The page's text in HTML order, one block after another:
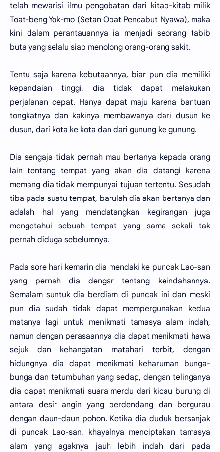
telah mewarisi ilmu pengobatan dari kitab-kitab milik
Toat-beng Yok-mo (Setan Obat Pencabut Nyawa), maka
kini dalam perantauannya ia menjadi seorang tabib
buta yang selalu siap menolong orang-orang sakit.
Tentu saja karena kebutaannya, biar pun dia memiliki
kepandaian tinggi, dia tidak dapat melakukan
perjalanan cepat. Hanya dapat maju karena bantuan
tongkatnya dan kakinya membawanya dari dusun ke
dusun, dari kota ke kota dan dari gunung ke gunung.
Dia sengaja tidak pernah mau bertanya kepada orang
lain tentang tempat yang akan dia datangi karena
memang dia tidak mempunyai tujuan tertentu. Sesudah
tiba pada suatu tempat, barulah dia akan bertanya dan
adalah hal yang mendatangkan kegirangan juga
mengetahui sebuah tempat yang sama sekali tak
pernah diduga sebelumnya.
Pada sore hari kemarin dia mendaki ke puncak Lao-san
yang pernah dia dengar tentang keindahannya.
Semalam suntuk dia berdiam di puncak ini dan meski
pun dia sudah tidak dapat mempergunakan kedua
matanya lagi untuk menikmati tamasya alam indah,
namun dengan perasaannya dia dapat menikmati hawa
sejuk dan kehangatan matahari terbit, dengan
hidungnya dia dapat menikmati keharuman bunga-
bunga dan tetumbuhan yang sedap, dengan telinganya
dia dapat menikmati suara merdu dari kicau burung di
antara desir angin yang berdendang dan bergurau
dengan daun-daun pohon. Ketika dia duduk bersanjak
di puncak Lao-san, khayalnya menciptakan tamasya
alam yang agaknya jauh lebih indah dari pada